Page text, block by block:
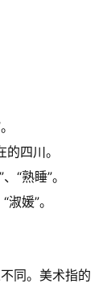
四川。
“熟睡”。
媛”。
同。美术指的